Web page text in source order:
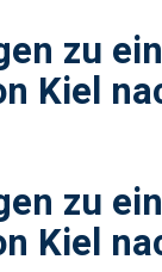
zu
Kiel
zu
Kiel